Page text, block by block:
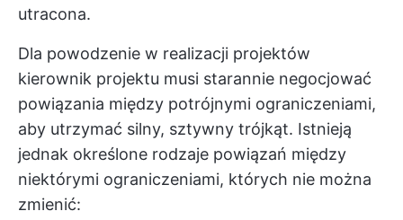
utracona.
Dla powodzenie w realizacji projektów
kierownik projektu musi starannie negocjować
powiązania między potrójnymi ograniczeniami,
aby utrzymać silny, sztywny trójkąt. Istnieją
jednak określone rodzaje powiązań między
niektórymi ograniczeniami, których nie można
zmienić: